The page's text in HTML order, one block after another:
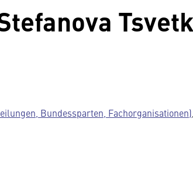
Bundessparten, Fachorganisationen)